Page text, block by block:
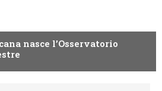
nasce l’Osservatorio